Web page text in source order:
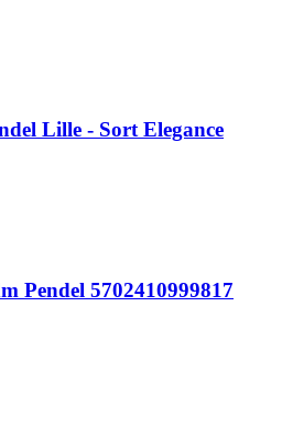
Lille - Sort Elegance
Pendel 5702410999817